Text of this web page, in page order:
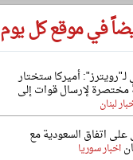
في موقع كل يوم
أميركا ستختار
مختصرة لإرسال قوات إلى
لبنان
على اتفاق السعودية مع
اخبار سوريا